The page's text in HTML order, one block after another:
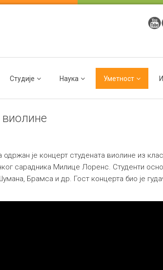
Студије Наука Уметност
одржан је концерт студената виолине из
сарадника Милице Лоренс. Студенти
Брамса и др. Гост концерта био је